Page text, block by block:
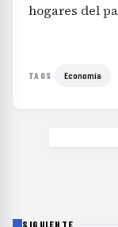
hogares del
TAGS Economía
SIGUIENTE